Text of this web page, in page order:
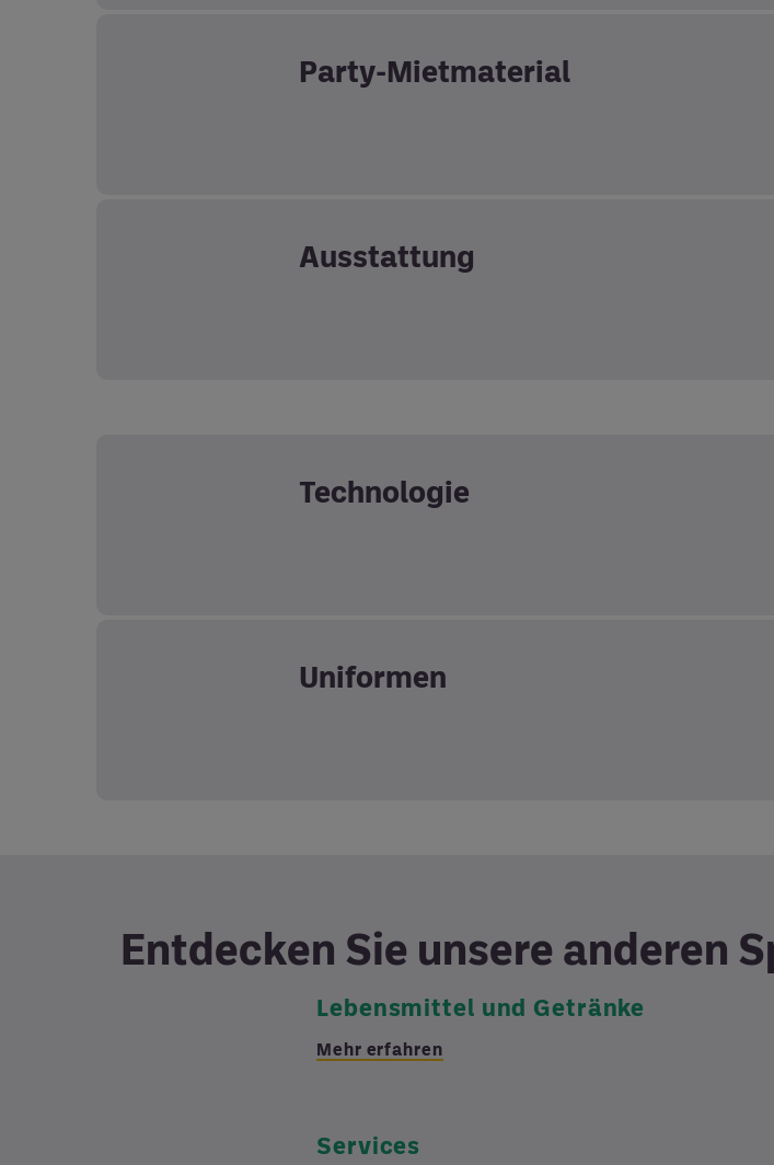
Party-Mietmaterial
Ausstattung
Technologie
Uniformen
Entdecken Sie unsere anderen
Lebensmittel und Getränke
Mehr erfahren
Services